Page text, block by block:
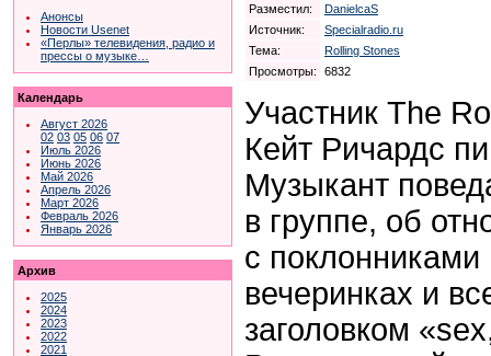
Анонсы
Новости Usenet
«Перлы» телевидения, радио и
прессы о музыке…
Календарь
Август 2026
02 03 05 06 07
Июль 2026
Июнь 2026
Май 2026
Апрель 2026
Март 2026
Февраль 2026
Январь 2026
Архив
2025
2024
2023
2022
2021
Разместил:
DanielcaS
Источник:
Specialradio.ru
Тема:
Rolling Stones
Просмотры:
6832
Участник The
Кейт Ричардс
Музыкант
в группе, об
с поклонниками
вечеринках и
заголовком